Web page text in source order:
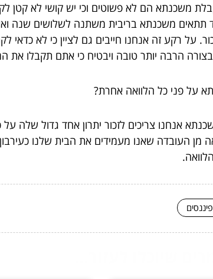
משכנתא הם לא פשוטים וכי יש קושי לא
אחד תתאים משכנתא בריבית משתנה לשלושים
על רקע זה אנחנו חייבים גם לציין כי לא
הרבה יותר טובה ויבטיח כי אתם תקבלו את
על פני כל הלוואה אחרת?
אנחנו צריכים לזכור יתרון אחד גדול שלה
מן העובדה שאנו מעמידים את הבית שלנו
פיננסים